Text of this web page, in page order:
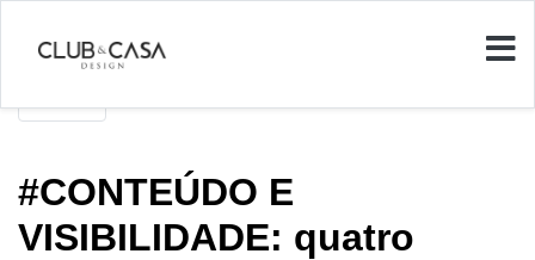
#CONTEÚDO E
VISIBILIDADE: quatro